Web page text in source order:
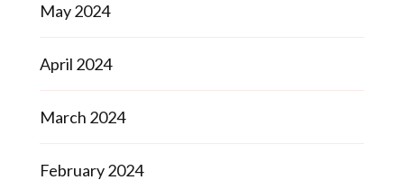
May 2024
April 2024
March 2024
February 2024